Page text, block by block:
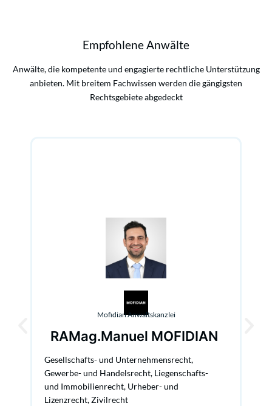
Empfohlene Anwälte
Anwälte, die kompetente und engagierte rechtliche Unterstützung
anbieten. Mit breitem Fachwissen werden die gängigsten
Rechtsgebiete abgedeckt
Mofidian Anwaltskanzlei
RAMag.Manuel MOFIDIAN
Gesellschafts- und Unternehmensrecht,
Gewerbe- und Handelsrecht, Liegenschafts-
und Immobilienrecht, Urheber- und
Lizenzrecht,Zivilrecht